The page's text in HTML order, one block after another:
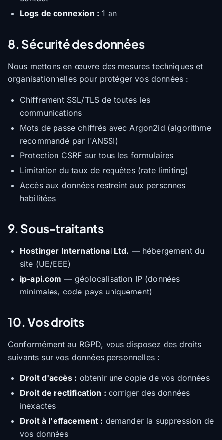
Logs de connexion : 1 an
8. Sécurité des données
Nous mettons en œuvre des mesures techniques et
organisationnelles pour protéger vos données :
Chiffrement SSL/TLS de toutes les
communications
Mots de passe chiffrés avec Argon2id (algorithme
recommandé par l'ANSSI)
Protection CSRF sur tous les formulaires
Limitation du taux de requêtes (rate limiting)
Accès aux données restreint aux personnes
habilitées
9. Sous-traitants
Hostinger International Ltd. — hébergement du
site (UE/EEE)
ip-api.com — géolocalisation IP (données
minimales, code pays uniquement)
10. Vos droits
Conformément au RGPD, vous disposez des droits
suivants sur vos données personnelles :
Droit d'accès : obtenir une copie de vos données
Droit de rectification : corriger des données
inexactes
Droit à l'effacement : demander la suppression de
vos données